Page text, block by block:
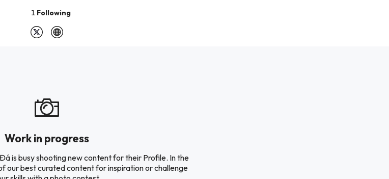
1 Following
Work in progress
is busy shooting new content for their Profile. In the
our best curated content for inspiration or challenge